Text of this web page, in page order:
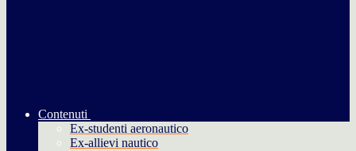
Contenuti
Ex-studenti aeronautico
Ex-allievi nautico